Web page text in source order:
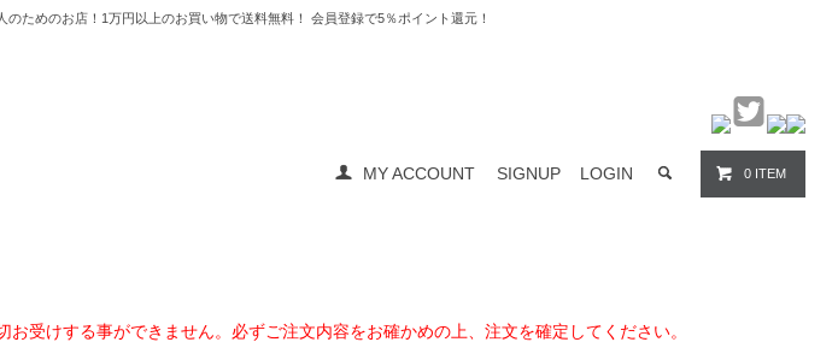
ためのお店！1万円以上のお買い物で送料無料！ 会員登録で5％ポイント還元！
MY ACCOUNT SIGNUP LOGIN 0 ITEM
受けする事ができません。必ずご注文内容をお確かめの上、注文を確定してください。